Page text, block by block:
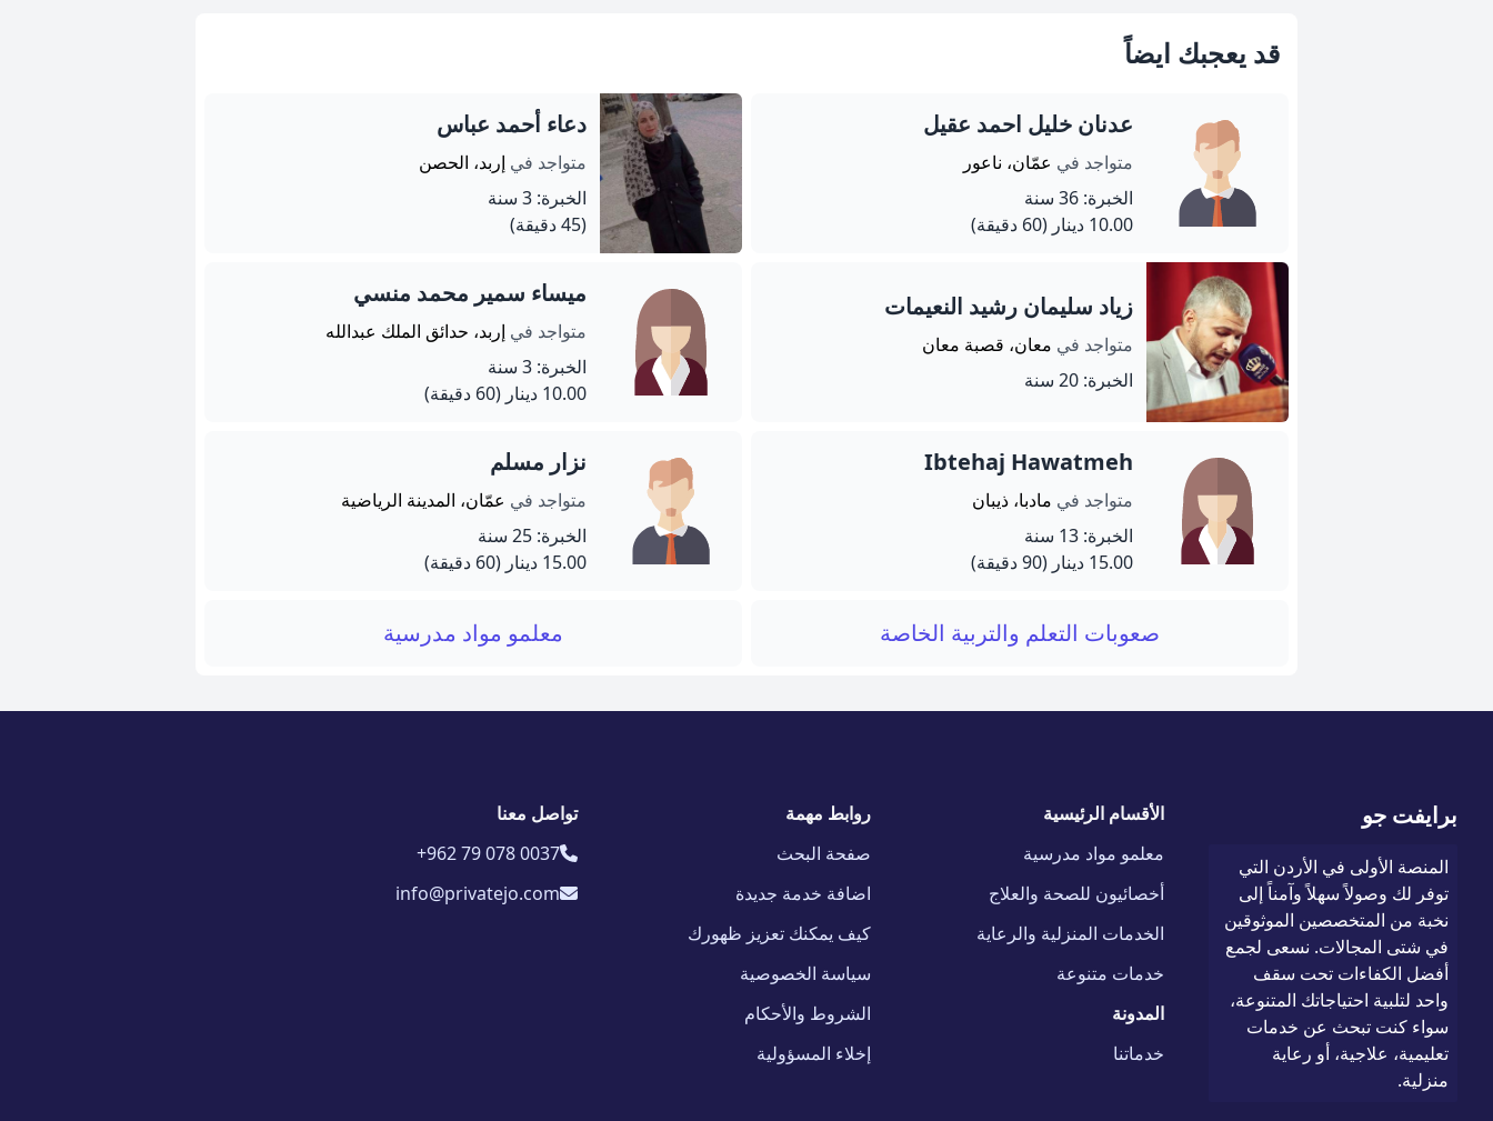
قد يعجبك ايضاً
عدنان خليل احمد عقيل
متواجد في عمّان، ناعور
الخبرة: 36 سنة
10.00 دينار
(60 دقيقة)
دعاء أحمد عباس
متواجد في إربد، الحصن
الخبرة: 3 سنة
(45 دقيقة)
زياد سليمان رشيد النعيمات
متواجد في معان، قصبة معان
الخبرة: 20 سنة
ميساء سمير محمد منسي
متواجد في إربد، حدائق الملك عبدالله
الخبرة: 3 سنة
10.00 دينار
(60 دقيقة)
Ibtehaj Hawatmeh
متواجد في مادبا، ذيبان
الخبرة: 13 سنة
15.00 دينار
(90 دقيقة)
نزار مسلم
متواجد في عمّان، المدينة الرياضية
الخبرة: 25 سنة
15.00 دينار
(60 دقيقة)
صعوبات التعلم والتربية الخاصة معلمو مواد مدرسية
برايفت جو
المنصة الأولى في الأردن التي
توفر لك وصولاً سهلاً وآمناً إلى
نخبة من المتخصصين الموثوقين
في شتى المجالات. نسعى لجمع
أفضل الكفاءات تحت سقف
واحد لتلبية احتياجاتك المتنوعة،
سواء كنت تبحث عن خدمات
تعليمية، علاجية، أو رعاية
منزلية.
الأقسام الرئيسية
معلمو مواد مدرسية
أخصائيون للصحة والعلاج
الخدمات المنزلية والرعاية
خدمات متنوعة
المدونة
خدماتنا
روابط مهمة
صفحة البحث
اضافة خدمة جديدة
كيف يمكنك تعزيز ظهورك
سياسة الخصوصية
الشروط والأحكام
إخلاء المسؤولية
تواصل معنا
+962 79 078 0037
info@privatejo.com